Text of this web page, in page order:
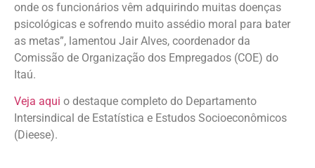
onde os funcionários vêm adquirindo muitas doenças
psicológicas e sofrendo muito assédio moral para bater
as metas”, lamentou Jair Alves, coordenador da
Comissão de Organização dos Empregados (COE) do
Itaú.
Veja aqui o destaque completo do Departamento
Intersindical de Estatística e Estudos Socioeconômicos
(Dieese).